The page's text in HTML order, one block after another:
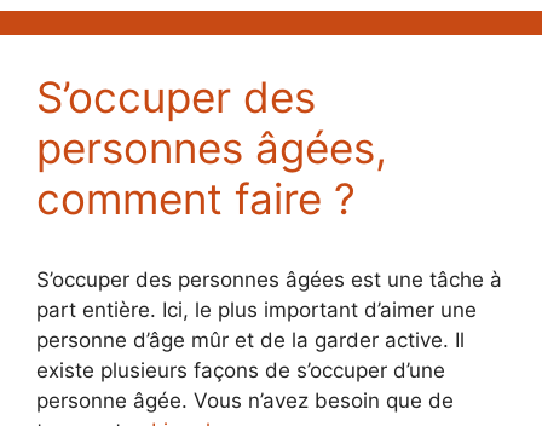
S’occuper des
personnes âgées,
comment faire ?
S’occuper des personnes âgées est une tâche à
part entière. Ici, le plus important d’aimer une
personne d’âge mûr et de la garder active. Il
existe plusieurs façons de s’occuper d’une
personne âgée. Vous n’avez besoin que de